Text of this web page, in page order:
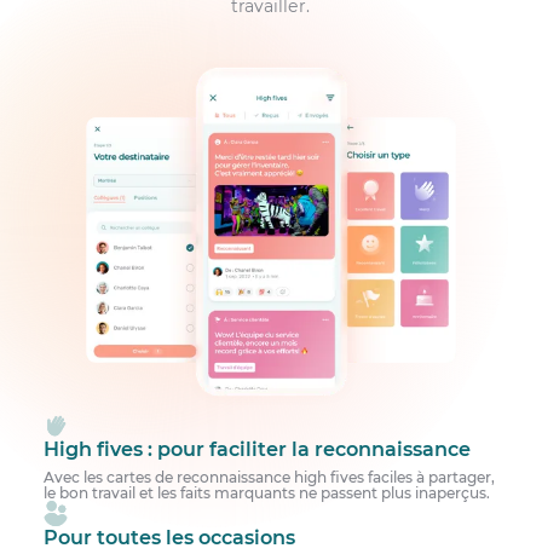
travailler.
High fives : pour faciliter la reconnaissance
Avec les cartes de reconnaissance high fives faciles à partager,
le bon travail et les faits marquants ne passent plus inaperçus.
Pour toutes les occasions